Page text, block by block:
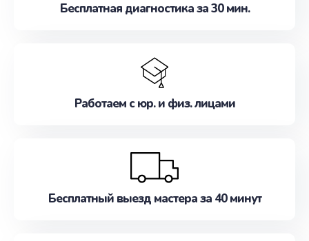
Бесплатная диагностика за 30 мин.
Работаем с юр. и физ. лицами
Бесплатный выезд мастера за 40 минут